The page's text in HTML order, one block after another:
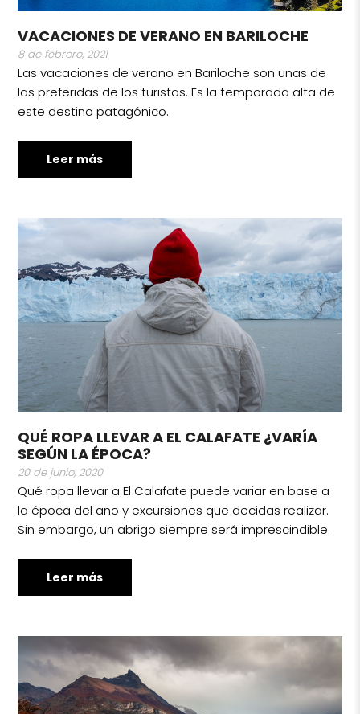
VACACIONES DE VERANO EN BARILOCHE
8 de febrero, 2021
Las vacaciones de verano en Bariloche son unas de
las preferidas de los turistas. Es la temporada alta de
este destino patagónico.
Leer más
QUÉ ROPA LLEVAR A EL CALAFATE ¿VARÍA
SEGÚN LA ÉPOCA?
20 de junio, 2020
Qué ropa llevar a El Calafate puede variar en base a
la época del año y excursiones que decidas realizar.
Sin embargo, un abrigo siempre será imprescindible.
Leer más